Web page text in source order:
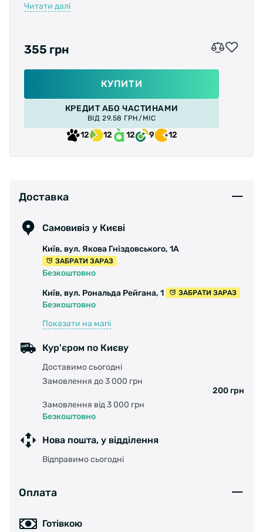
Трансмісія: 3x6/7-швидк.
Загальна ємність: 20 зуб.
Максимальна зірка: 48Т
Призначення: MTB/Trekking
Читати далі
355 грн
КУПИТИ
КРЕДИТ АБО ЧАСТИНАМИ
ВІД 29.58 ГРН/МІС
12 12 12 9 12
Доставка
Самовивіз у Києві
Київ, вул. Якова Гніздовського, 1А
ЗАБРАТИ ЗАРАЗ
Безкоштовно
Київ, вул. Рональда Рейгана, 1
ЗАБРАТИ ЗАРАЗ
Безкоштовно
Показати на мапі
Кур'єром по Києву
Доставимо сьогодні
Замовлення до 3 000 грн
200 грн
Замовлення від 3 000 грн
Безкоштовно
Нова пошта, у відділення
Відправимо сьогодні
Оплата
Готівкою